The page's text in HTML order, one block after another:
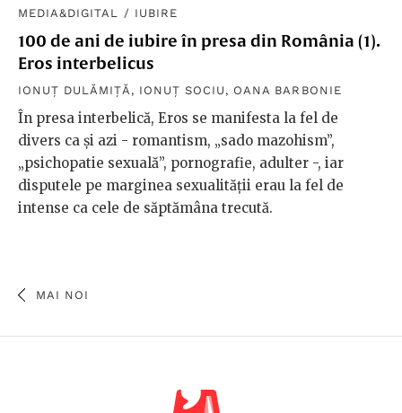
MEDIA&DIGITAL / IUBIRE
100 de ani de iubire în presa din România (1).
Eros interbelicus
IONUȚ DULĂMIȚĂ , IONUȚ SOCIU , OANA BARBONIE
În presa interbelică, Eros se manifesta la fel de
divers ca și azi - romantism, „sado mazohism”,
„psichopatie sexuală”, pornografie, adulter -, iar
disputele pe marginea sexualității erau la fel de
intense ca cele de săptămâna trecută.
MAI NOI